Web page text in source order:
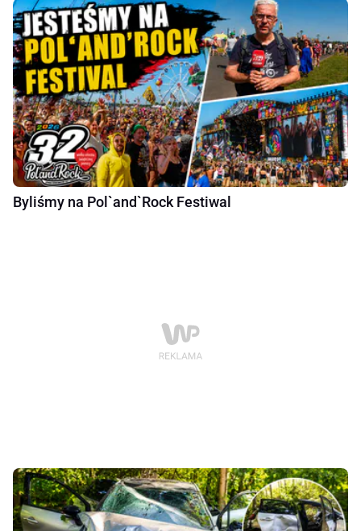
Byliśmy na Pol`and`Rock Festiwal